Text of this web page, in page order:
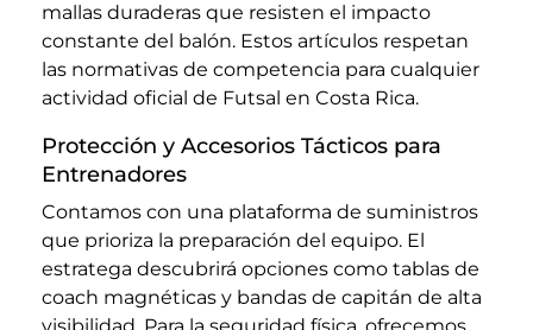
mallas duraderas que resisten el impacto
constante del balón. Estos artículos respetan
las normativas de competencia para cualquier
actividad oficial de Futsal en Costa Rica.
Protección y Accesorios Tácticos para
Entrenadores
Contamos con una plataforma de suministros
que prioriza la preparación del equipo. El
estratega descubrirá opciones como tablas de
coach magnéticas y bandas de capitán de alta